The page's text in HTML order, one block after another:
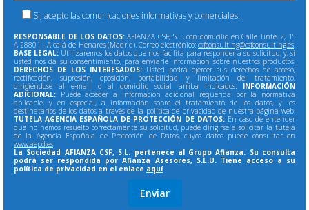
Si, acepto las comunicaciones informativas y comerciales.
RESPONSABLE DE LOS DATOS:AFIANZA CSF, S.L., con domicilio en Calle Tinte, 2, 1º
A 28801 - Alcalá de Henares (Madrid). Correo electrónico: csfconsulting@csfconsulting.es.
BASE LEGAL: Utilizaremos los datos que nos facilita para responder a su solicitud, y, si
usted nos da su consentimiento, para enviarle información sobre nuestros productos.
DERECHOS DE LOS INTERESADOS: Usted podrá ejercer sus derechos de acceso,
rectificación, supresión, oposición, portabilidad y limitación del tratamiento,
dirigiéndose al e-mail o al domicilio social arriba indicados. INFORMACIÓN
ADICIONAL: Puede acceder a información adicional requerida por la normativa
aplicable, y en especial, a información sobre el tratamiento de los datos, y los
destinatarios de los datos a través de la política de privacidad de nuestra página web.
TUTELA AGENCIA ESPAÑOLA DE PROTECCIÓN DE DATOS:En caso de entender
que no hemos resuelto correctamente su solicitud, puede dirigirse a solicitar la tutela
de la Agencia Española de Protección de Datos, cuyos datos puede consultar en
www.aepd.es.
La Sociedad AFIANZA CSF, S.L. pertenece al Grupo Afianza. Su consulta
podrá ser respondida por Afianza Asesores, S.L.U. Tiene acceso a su
política de privacidad en el enlace aquí.